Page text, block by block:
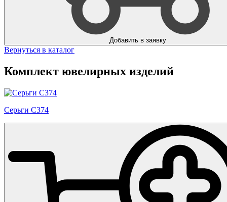
Добавить в заявку
Вернуться в каталог
Комплект ювелирных изделий
Серьги С374